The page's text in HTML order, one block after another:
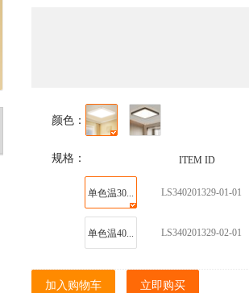
颜色：
规格： ITEM ID
单色温30... LS340201329-01-01
单色温40... LS340201329-02-01
加入购物车 立即购买